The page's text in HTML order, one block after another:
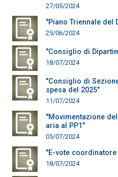
27/05/2024
"Piano Triennale del
25/06/2024
"Consiglio di
18/07/2024
"Consiglio di
spesa del 2025"
11/07/2024
"Movimentazione
aria al PP1"
05/07/2024
"E-vote
18/07/2024